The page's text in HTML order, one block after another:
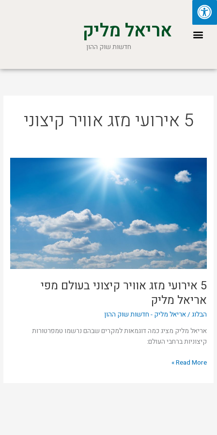
דילוג
לתוכן
תפריטאריאל מליק
חדשות שוק ההון
5 אירועי מזג אוויר קיצוני
5 אירועי מזג אוויר קיצוני בעולם מפי
אריאל מליק
הבלוג /אריאל מליק - חדשות שוק ההון
אריאל מליק מציג כמה דוגמאות למקרים שבהם נרשמו טמפרטורות
קיצוניות ברחבי העולם:
אירועי
מפי
אריאל
מליק
Read More »